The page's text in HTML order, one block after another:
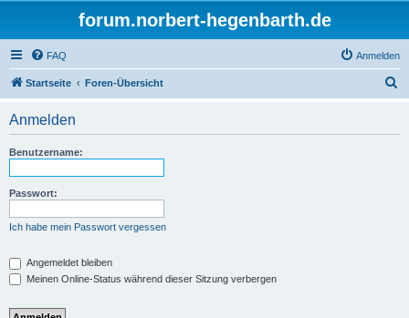
forum.norbert-hegenbarth.de
FAQ Anmelden
Startseite Foren-Übersicht
Anmelden
Benutzername:
Passwort:
Ich habe mein Passwort vergessen
Angemeldet bleiben
Meinen Online-Status während dieser Sitzung verbergen